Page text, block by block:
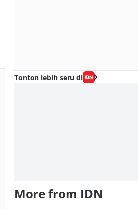
Tonton lebih seru di
More from IDN